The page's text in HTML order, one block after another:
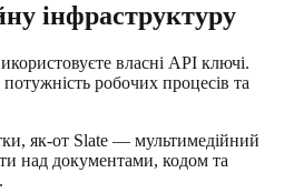
інфраструктуру
власні API ключі.
робочих процесів та
як-от Slate — мультимедійний
над документами, кодом та